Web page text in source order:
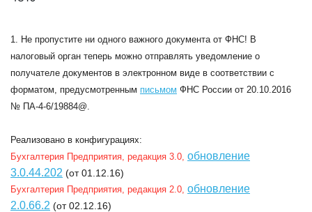
1. Не пропустите ни одного важного документа от ФНС! В
налоговый орган теперь можно отправлять уведомление о
получателе документов в электронном виде в соответствии с
форматом, предусмотренным письмом ФНС России от 20.10.2016
№ ПА-4-6/19884@.
Реализовано в конфигурациях:
Бухгалтерия Предприятия, редакция 3.0, обновление
3.0.44.202 (от 01.12.16)
Бухгалтерия Предприятия, редакция 2.0, обновление
2.0.66.2 (от 02.12.16)